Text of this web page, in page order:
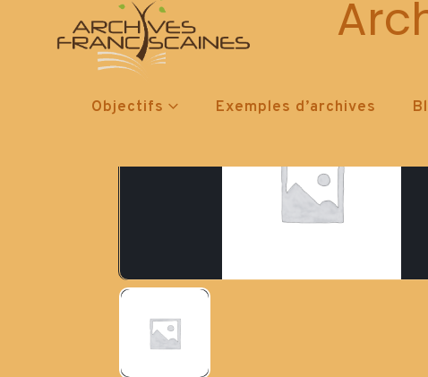
Objectifs Exemples d’archives